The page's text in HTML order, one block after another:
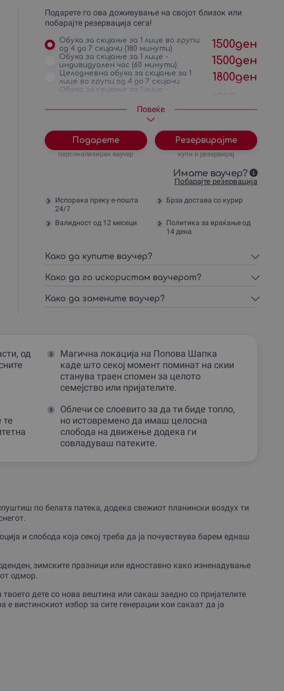
Подарете го ова доживување на својот близок или
побарајте резервација сега!
Обука за скијање за 1 лице во групи
од 4 до 7 скијачи (180 минути)
1500ден
Обука за скијање за 1 лице -
индивидуален час (60 минути)
1500ден
Целодневна обука за скијање за 1
лице во групи од 4 до 7 скијачи
1800ден
Обука за скијање за 1 лице –
Целодневна индивидуална обука
за скијање за 1 лице (6 часа)
Повеќе
Подарете
персонализиран ваучер
Резервирајте
купи и резервирај
Имате ваучер?
Побарајте резервација
Испорака преку е-пошта
24/7
Брза достава со курир
Валидност од 12 месеци
Политика за враќање од
14 дена
Како да купите ваучер?
Како да го искористам ваучерот?
Како да замените ваучер?
од
Магична локација на Попова Шапка
каде што секој момент поминат на скии
станува траен спомен за целото
семејство или пријателите.
те
Облечи се слоевито за да ти биде топло,
но истовремено да имаш целосна
слобода на движење додека ги
совладуваш патеките.
по белата патека, додека свежиот планински воздух ти
и слобода која секој треба да ја почувствува барем еднаш
зимските празници или едноставно како изненадување
одмор.
дете со нова вештина или сакаш заедно со пријателите
вистинскиот избор за сите генерации кои сакаат да ја
Шапка, каде што те пречекува тимот на професионални и